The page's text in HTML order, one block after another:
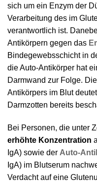
sich um ein Enzym der
Verarbeitung des im
verantwortlich ist.
Antikörpern gegen das
Bindegewebsschicht in
die Auto-Antikörper hat
Darmwand zur Folge.
Antikörpers im Blut
Darmzotten bereits
Bei Personen, die unter
erhöhte Konzentration
IgA) sowie der Auto-
IgA) im Blutserum
Verdacht auf eine